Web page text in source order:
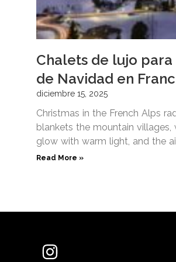
Chalets de lujo
de Navidad en
diciembre 15, 2025
Christmas in the French Alps
blankets the mountain villages,
glow with warm light, and the
Read More »